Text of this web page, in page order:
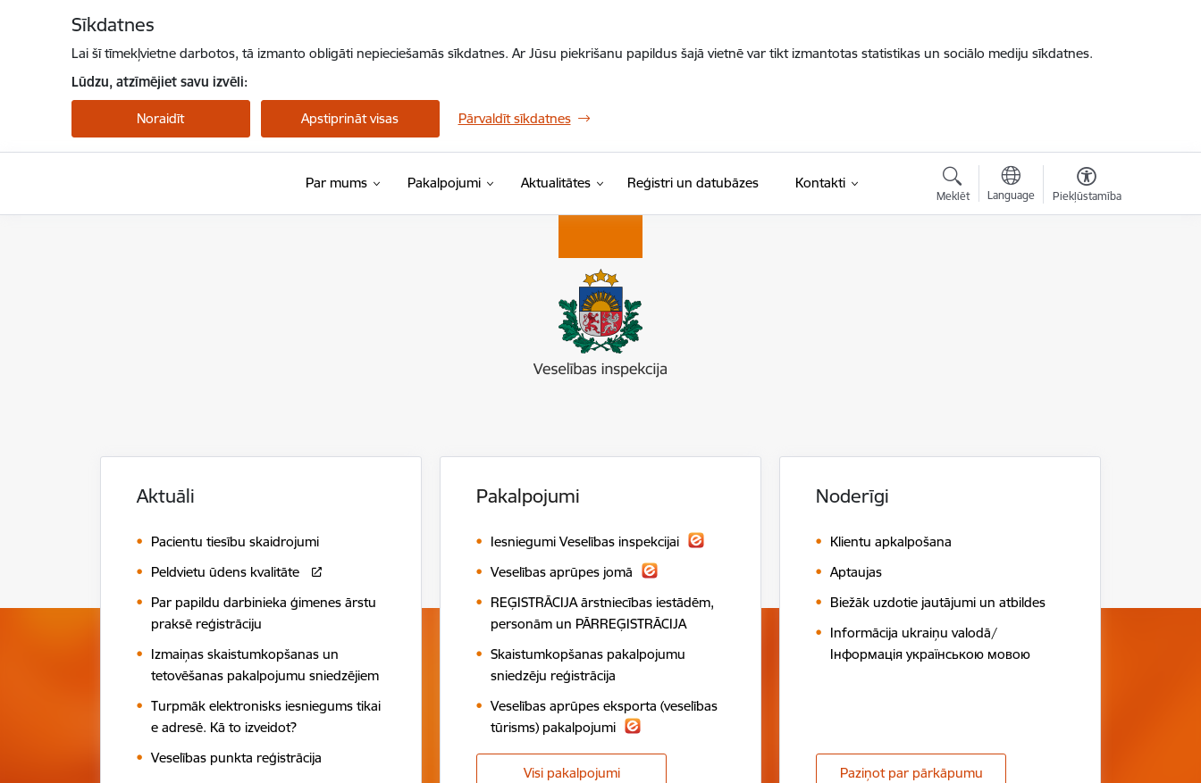
Sīkdatnes
Lai šī tīmekļvietne darbotos, tā izmanto obligāti nepieciešamās sīkdatnes. Ar Jūsu piekrišanu papildus šajā vietnē var tikt izmantotas statistikas un sociālo mediju sīkdatnes.
Lūdzu, atzīmējiet savu izvēli:
Noraidīt Apstiprināt visas Pārvaldīt sīkdatnes
Par mums Pakalpojumi Aktualitātes Reģistri un datubāzes Kontakti
Meklēt Language Piekļūstamība
Aktuāli
Pacientu tiesību skaidrojumi
Peldvietu ūdens kvalitāte
Par papildu darbinieka ģimenes ārstu
praksē reģistrāciju
Izmaiņas skaistumkopšanas un
tetovēšanas pakalpojumu sniedzējiem
Turpmāk elektronisks iesniegums tikai
e adresē. Kā to izveidot?
Veselības punkta reģistrācija
Pakalpojumi
Iesniegumi Veselības inspekcijai
Veselības aprūpes jomā
REĢISTRĀCIJA ārstniecības iestādēm,
personām un PĀRREĢISTRĀCIJA
Skaistumkopšanas pakalpojumu
sniedzēju reģistrācija
Veselības aprūpes eksporta (veselības
tūrisms) pakalpojumi
Visi pakalpojumi
Noderīgi
Klientu apkalpošana
Aptaujas
Biežāk uzdotie jautājumi un atbildes
Informācija ukraiņu valodā/
Інформація українською мовою
Paziņot par pārkāpumu